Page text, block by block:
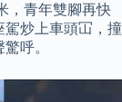
，青年雙腳再快
駕炒上車頭冚，撞
呼。